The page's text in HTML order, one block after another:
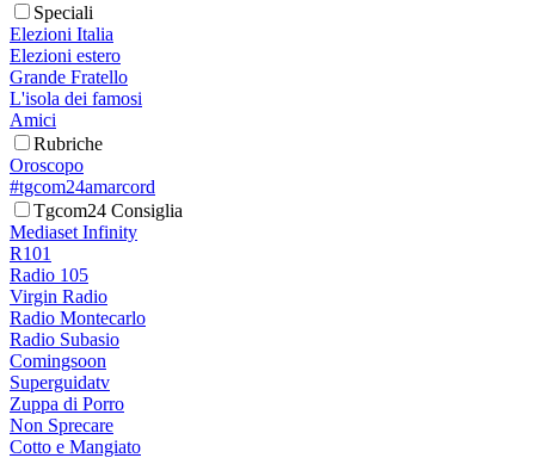
Speciali
Elezioni Italia
Elezioni estero
Grande Fratello
L'isola dei famosi
Amici
Rubriche
Oroscopo
#tgcom24amarcord
Tgcom24 Consiglia
Mediaset Infinity
R101
Radio 105
Virgin Radio
Radio Montecarlo
Radio Subasio
Comingsoon
Superguidatv
Zuppa di Porro
Non Sprecare
Cotto e Mangiato